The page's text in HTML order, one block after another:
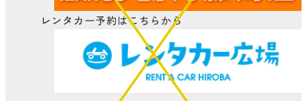
レンタカー予約はこちらから